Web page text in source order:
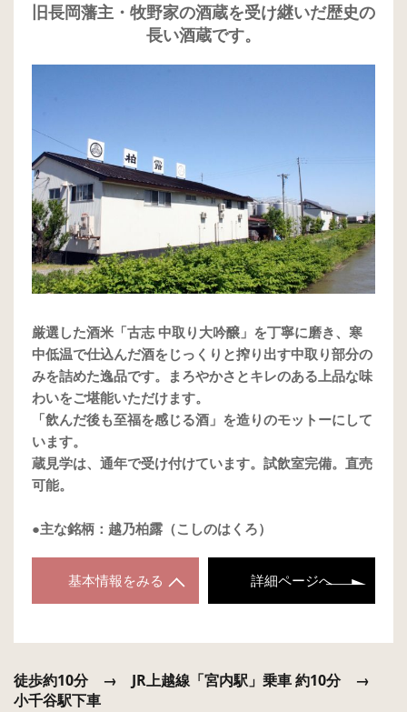
旧長岡藩主・牧野家の酒蔵を受け継いだ歴史の
長い酒蔵です。
厳選した酒米「古志 中取り大吟醸」を丁寧に磨き、寒
中低温で仕込んだ酒をじっくりと搾り出す中取り部分の
みを詰めた逸品です。まろやかさとキレのある上品な味
わいをご堪能いただけます。
「飲んだ後も至福を感じる酒」を造りのモットーにして
います。
蔵見学は、通年で受け付けています。試飲室完備。直売
可能。
●主な銘柄：越乃柏露（こしのはくろ）
基本情報をみる 詳細ページへ
徒歩約10分 → JR上越線「宮内駅」乗車 約10分 →
小千谷駅下車